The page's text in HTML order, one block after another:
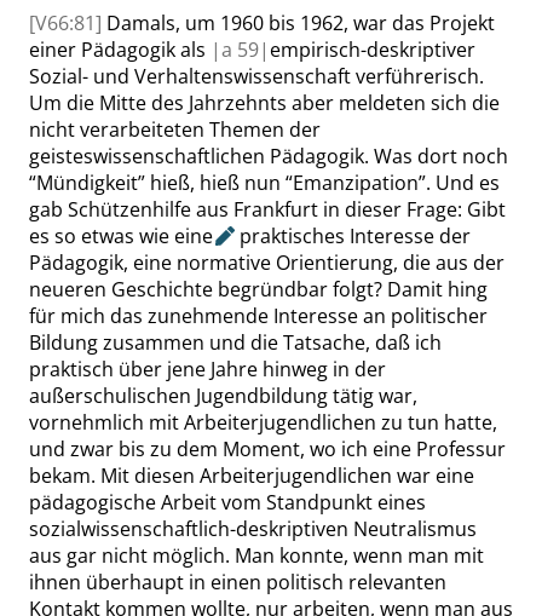
[V66:81] Damals, um 1960 bis 1962, war das Projekt
einer Pädagogik als |a 59| empirisch-deskriptiver
Sozial- und Verhaltenswissenschaft verführerisch.
Um die Mitte des Jahrzehnts aber meldeten sich die
nicht verarbeiteten Themen der
geisteswissenschaftlichen Pädagogik. Was dort noch
“Mündigkeit” hieß, hieß nun “Emanzipation”. Und es
gab Schützenhilfe aus Frankfurt in dieser Frage: Gibt
es so etwas wie eine
praktisches Interesse der
Pädagogik, eine normative Orientierung, die aus der
neueren Geschichte begründbar folgt? Damit hing
für mich das zunehmende Interesse an politischer
Bildung zusammen und die Tatsache, daß ich
praktisch über jene Jahre hinweg in der
außerschulischen Jugendbildung tätig war,
vornehmlich mit Arbeiterjugendlichen zu tun hatte,
und zwar bis zu dem Moment, wo ich eine Professur
bekam. Mit diesen Arbeiterjugendlichen war eine
pädagogische Arbeit vom Standpunkt eines
sozialwissenschaftlich-deskriptiven Neutralismus
aus gar nicht möglich. Man konnte, wenn man mit
ihnen überhaupt in einen politisch relevanten
Kontakt kommen wollte, nur arbeiten, wenn man aus